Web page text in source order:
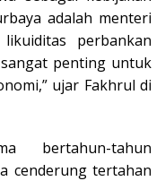
adalah menteri
perbankan
penting untuk
ujar Fakhrul di
bertahun-tahun
cenderung tertahan